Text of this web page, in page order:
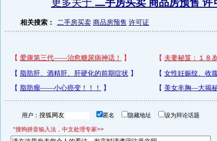
更多关于 二手房买卖 商品房预售 许
相关搜索： 二手房买卖 商品房预售 许可证
用户： 匿名 隐藏地址 设为辩论话题
*搜狗拼音输入法，中文处理专家>>